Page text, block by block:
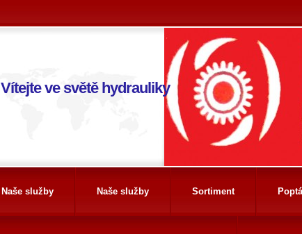
Vítejte ve světě hydrauliky
Naše služby Naše služby Sortiment